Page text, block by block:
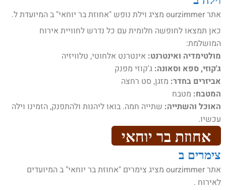
אתר ourzimmer מציג וילת נופש "אחוזת בר יוחאי" ב המיועדת ל.
כאן תמצאו לחופשה חלומית עם כל נדרש לחוויית אירוח
המושלמת:
מולטימדיה ואינטרנט: אינטרנט אלחוטי, טלוויזיה
ג'קוזי, ספא וסאונה: ג'קוזי מפנק
אביזרים בחדר: מזגן, סט רחצה
המטבח: מטבח
האוכל והשתייה: שתייה חמה. בואו ליהנות ולהתפנק, הזמינו וילה
עכשיו.
אחוזת בר יוחאי
צימרים ב
אתר ourzimmer מציג צימרים "אחוזת בר יוחאי" ב המיועדים
לאירוח .